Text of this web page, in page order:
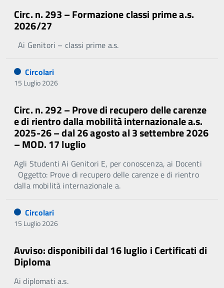
Circ. n. 293 – Formazione classi prime a.s.
2026/27
Ai Genitori – classi prime a.s.
Circolari
15 Luglio 2026
Circ. n. 292 – Prove di recupero delle carenze
e di rientro dalla mobilità internazionale a.s.
2025-26 – dal 26 agosto al 3 settembre 2026
– MOD. 17 luglio
Agli Studenti Ai Genitori E, per conoscenza, ai Docenti
Oggetto: Prove di recupero delle carenze e di rientro
dalla mobilità internazionale a.
Circolari
15 Luglio 2026
Avviso: disponibili dal 16 luglio i Certificati di
Diploma
Ai diplomati a.s.